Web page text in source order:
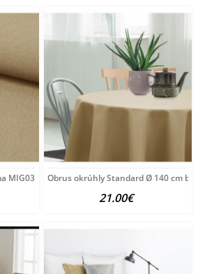
MIG03 béžová, šírka 150
Obrus okrúhly Standard Ø 140 cm
21.00€